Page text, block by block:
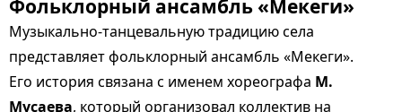
Фольклорный ансамбль «Мекеги»
Музыкально-танцевальную традицию села
представляет фольклорный ансамбль «Мекеги».
Его история связана с именем хореографа М.
Мусаева, который организовал коллектив на